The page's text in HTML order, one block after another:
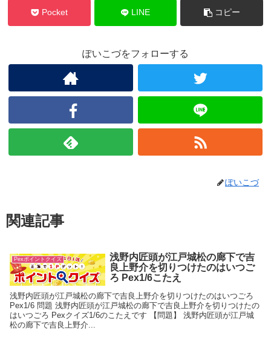
Pocket LINE コピー
ぽいこづをフォローする
ぽいこづ
関連記事
Pexポイントクイズ
浅野内匠頭が江戸城松の廊下で吉
良上野介を切りつけたのはいつご
ろ Pex1/6こたえ
浅野内匠頭が江戸城松の廊下で吉良上野介を切りつけたのはいつごろ
Pex1/6 問題 浅野内匠頭が江戸城松の廊下で吉良上野介を切りつけたの
はいつごろ Pexクイズ1/6のこたえです 【問題】 浅野内匠頭が江戸城
松の廊下で吉良上野介...